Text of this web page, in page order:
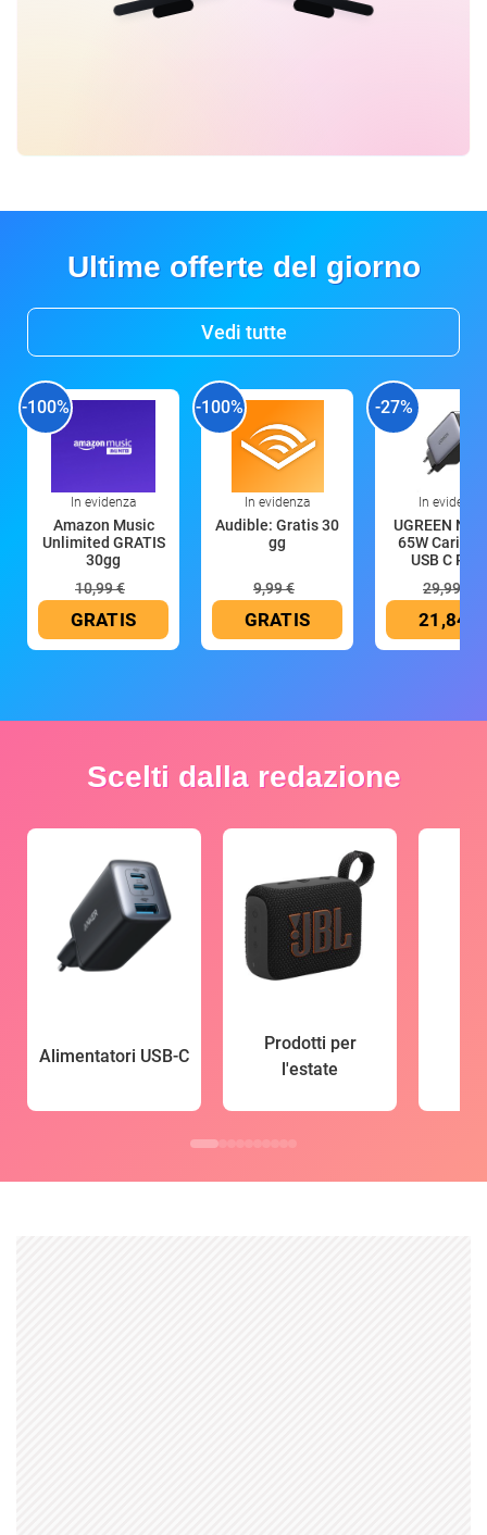
Ultime offerte del giorno
Vedi tutte
-100%
In evidenza
Amazon Music
Unlimited GRATIS
30gg
10,99 €
GRATIS
-100%
In evidenza
Audible: Gratis 30
gg
9,99 €
GRATIS
-27%
In evidenza
UGREEN
65W
USB C
29,99 €
21,84 €
Scelti dalla redazione
Alimentatori USB-C
Prodotti per
l'estate